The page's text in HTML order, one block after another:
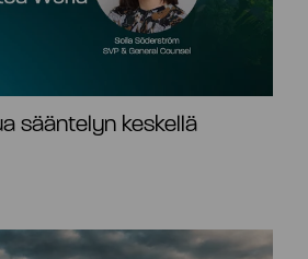
sääntelyn keskellä